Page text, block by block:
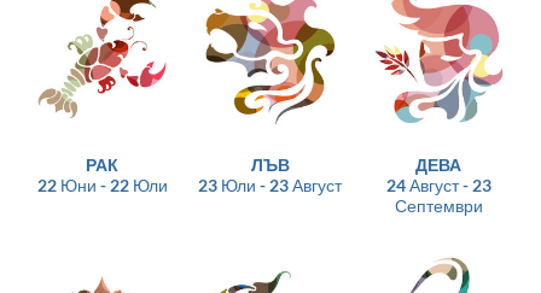
РАК
22 Юни - 22 Юли
ЛЪВ
23 Юли - 23 Август
ДЕВА
24 Август - 23
Септември